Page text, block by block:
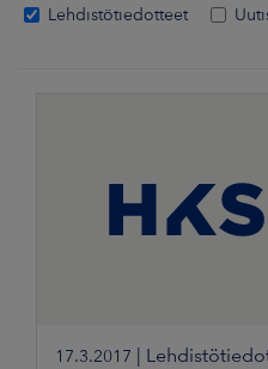
Lehdistötiedotteet
17.3.2017